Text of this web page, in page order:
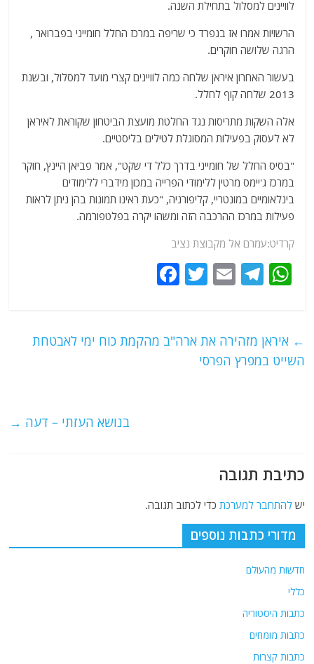
לוויינים למסלול בתחילת השנה.
הרשויות אמרו אז בנפרד כי שריפה במרכז החלל חומייני בפברואר ,
הרגה שלושה חוקרים.
בעשור האחרון איראן שלחה כמה לוויינים קצרי מועד למסלול, ובשנת
2013 שלחה קוף לחלל.
אלה השקות מתריסות נגד החלטת מועצת הביטחון שקוראת לאיראן
לא לעסוק בפעילות המסוגלת לטילים בליסטיים.
"בסיס החלל של חומייני בדרך כלל די שקט", אמר פביאן היינץ, חוקר
במרכז ג'יימס מרטין ללימודי הפרייה במכון מידברי ללימודים
בינלאומיים במונטריי, קליפורניה, "כעת ראינו תמונות בהן ניתן לראות
פעילות במרכז ההרכבה הזה ומשהו יקרה בפלטפורמה.
קרדיט:עמרם אל מקבוצת נציב
W
s
A
T
g
ra
E
l
T
er
e ← איראן מזהירה את ארה"ב מהקמת כוח ימי לאבטחת
השייט במפרץ הפרסי
בנושא העזתי – דעה →
כתיבת תגובה
ישלהתחבר למערכת כדי לכתוב תגובה.
מדורי כתבות נוספים
חדשות מהעולם
כללי
כתבות היסטוריה
כתבות מומחים
כתבות קצרות